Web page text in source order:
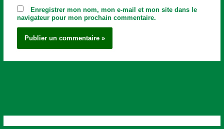
Enregistrer mon nom, mon e-mail et mon site dans le
navigateur pour mon prochain commentaire.